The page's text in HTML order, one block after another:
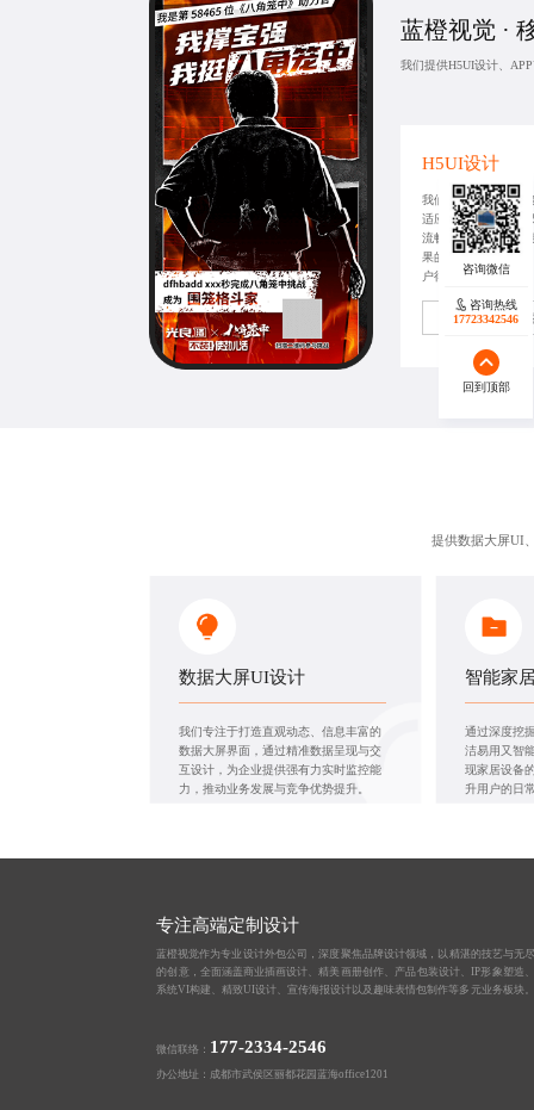
蓝橙视觉 ·
我们提供H5UI设计、
H5UI设计
我们专注于精心打造
适应多种终端设备浏
流畅交互体验以及卓
果的高质量Web界面
户得到更好的体验。
获取同款方
提供数据大屏UI
数据大屏UI设计
我们专注于打造直观动态、信息丰富的
数据大屏界面，通过精准数据呈现与交
互设计，为企业提供强有力实时监控能
力，推动业务发展与竞争优势提升。
智能家
通过深度挖
洁易用又智
现家居设备
升用户的日
咨询热线
17723342546
回到顶部
专注高端定制设计
蓝橙视觉作为专业设计外包公司 ，深度聚焦品牌设计领域，以精湛的技艺与无
的创意，全面涵盖商业插画设计、精美画册创作、 产品包装设计、 IP形象塑造
系统VI构建、精致UI设计、宣传海报设计以及趣味表情包制作等多元业务板块
微信联络： 177-2334-2546
办公地址：成都市武侯区丽都花园蓝海office1201